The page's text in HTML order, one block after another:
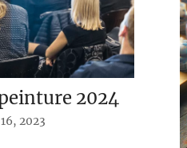
2024
2023